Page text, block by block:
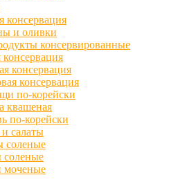
консервация
и оливки
консервированные
консервация
консервация
по-корейски
квашеная
по-корейски
салаты
соленые
соленые
моченые